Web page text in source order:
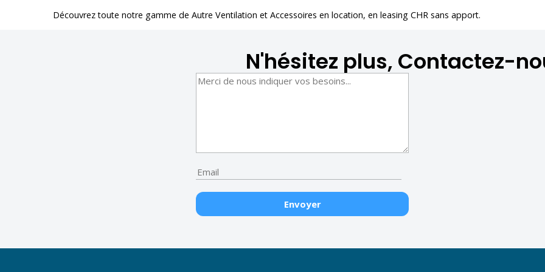
Découvrez toute notre gamme de Autre Ventilation et Accessoires en location, en leasing CHR sans apport.
N'hésitez plus, Contactez-